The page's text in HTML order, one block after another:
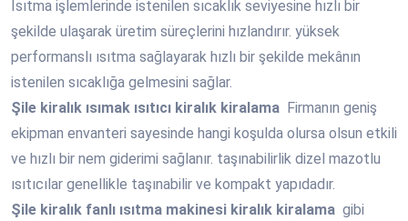
Isıtma işlemlerinde istenilen sıcaklık seviyesine hızlı bir
şekilde ulaşarak üretim süreçlerini hızlandırır. yüksek
performanslı ısıtma sağlayarak hızlı bir şekilde mekânın
istenilen sıcaklığa gelmesini sağlar.
Şile kiralık ısımak ısıtıcı kiralık kiralama Firmanın geniş
ekipman envanteri sayesinde hangi koşulda olursa olsun etkili
ve hızlı bir nem giderimi sağlanır. taşınabilirlik dizel mazotlu
ısıtıcılar genellikle taşınabilir ve kompakt yapıdadır.
Şile kiralık fanlı ısıtma makinesi kiralık kiralama gibi